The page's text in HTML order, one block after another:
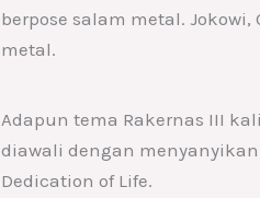
berpose salam metal.
metal.
Adapun tema Rakernas III
diawali dengan
Dedication of Life.